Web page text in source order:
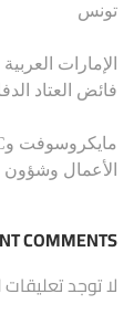
تونس
فائض العتاد
الأعمال
COMMENTS
لا توجد